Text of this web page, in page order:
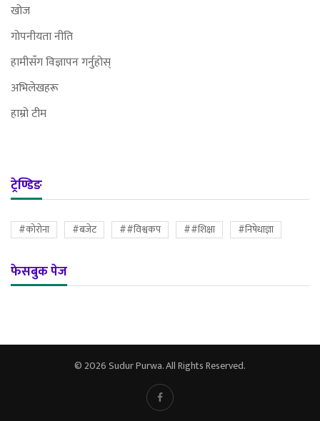
खोज
गोपनीयता नीति
हामीसँग विज्ञापन गर्नुहोस्
अभिलेखहरू
हाम्रो टीम
ट्रेण्डिङ
#कोरोना #बजेट ##विश्वकप ##शिक्षा #निषेधाज्ञा
फेसबुक पेज
© 2026 Sudur Purwa. All Rights Reserved.